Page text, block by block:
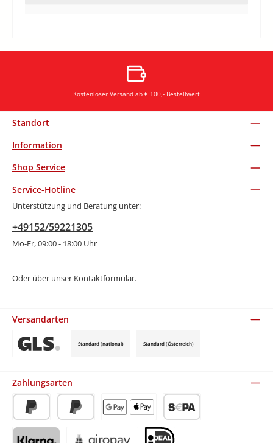
Kostenloser Versand ab € 100,- Bestellwert
Standort
Information
Shop Service
Service-Hotline
Unterstützung und Beratung unter:
+49152/59221305
Mo-Fr, 09:00 - 18:00 Uhr
Oder über unser Kontaktformular.
Versandarten
Standard (national) Standard (Österreich)
Zahlungsarten
PayPal Später BezahlenApple Pay / Google Pay (via Stripe)
SEPA-Lastschrift (via Stripe)